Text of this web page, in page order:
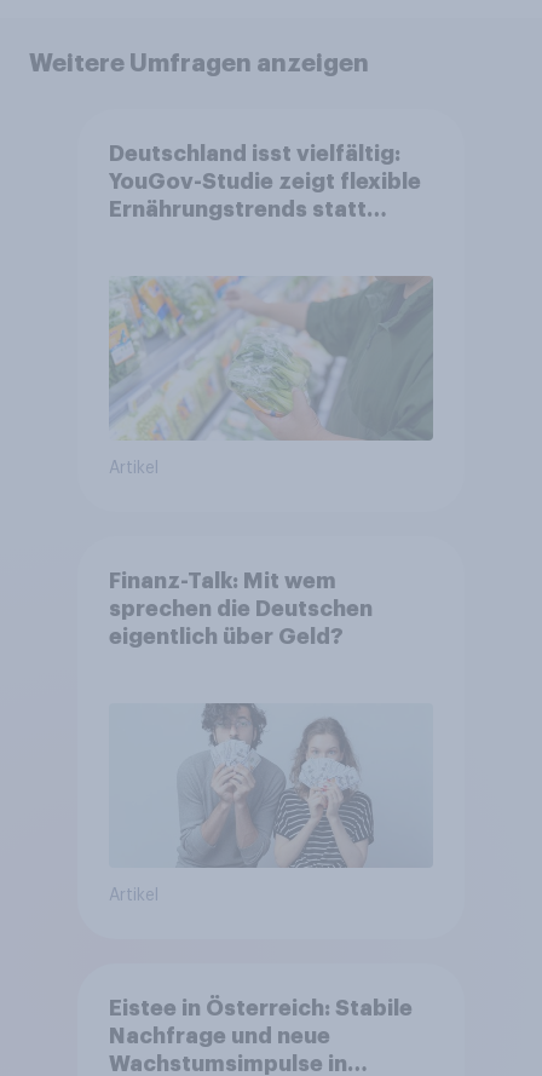
Weitere Umfragen anzeigen
Deutschland isst vielfältig:
YouGov-Studie zeigt flexible
Ernährungstrends statt
Artikel
Finanz-Talk: Mit wem
sprechen die Deutschen
eigentlich über Geld?
Artikel
Eistee in Österreich: Stabile
Nachfrage und neue
Wachstumsimpulse in